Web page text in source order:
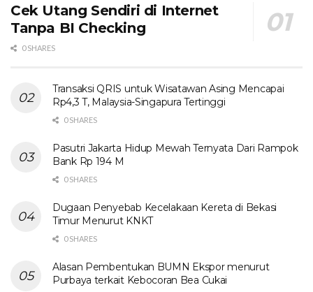
Cek Utang Sendiri di Internet
Tanpa BI Checking
0 SHARES
Transaksi QRIS untuk Wisatawan Asing Mencapai
Rp4,3 T, Malaysia-Singapura Tertinggi
0 SHARES
Pasutri Jakarta Hidup Mewah Ternyata Dari Rampok
Bank Rp 194 M
0 SHARES
Dugaan Penyebab Kecelakaan Kereta di Bekasi
Timur Menurut KNKT
0 SHARES
Alasan Pembentukan BUMN Ekspor menurut
Purbaya terkait Kebocoran Bea Cukai